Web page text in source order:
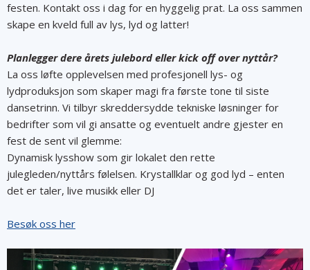
festen. Kontakt oss i dag for en hyggelig prat. La oss sammen
skape en kveld full av lys, lyd og latter!
Planlegger dere årets julebord eller kick off over nyttår?
La oss løfte opplevelsen med profesjonell lys- og
lydproduksjon som skaper magi fra første tone til siste
dansetrinn. Vi tilbyr skreddersydde tekniske løsninger for
bedrifter som vil gi ansatte og eventuelt andre gjester en
fest de sent vil glemme:
Dynamisk lysshow som gir lokalet den rette
julegleden/nyttårs følelsen. Krystallklar og god lyd – enten
det er taler, live musikk eller DJ
Besøk oss her